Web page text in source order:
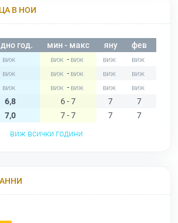
В НОИ
год. мин - макс яну фев
-
-
-
6,8 6 - 7 7 7
7,0 7 - 7 7 7
виж всички години